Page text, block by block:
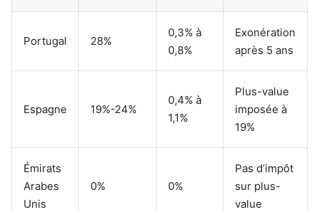
Portugal 28%
0,3% à
0,8%
Exonération
après 5 ans
Espagne 19%-24%
0,4% à
1,1%
Plus-value
imposée à
19%
Émirats
Arabes
Unis
0% 0%
Pas d’impôt
sur plus-
value